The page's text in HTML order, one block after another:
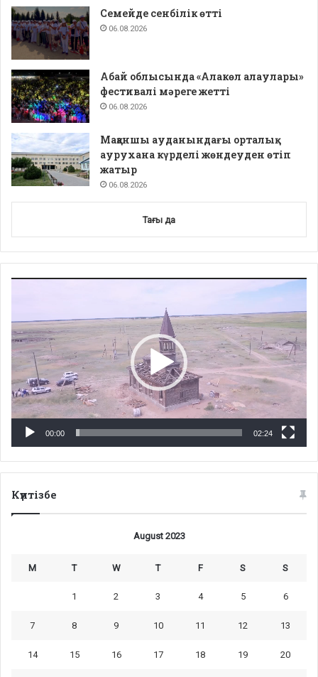
Семейде сенбілік өтті
06.08.2026
Абай облысында «Алакөл алаулары»
фестивалі мәреге жетті
06.08.2026
Мақаншы ауданындағы орталық
аурухана күрделі жөндеуден өтіп
жатыр
06.08.2026
Тағы да
00:00 02:24
Күнтізбе
August 2023
M T W T F S S
1 2 3 4 5 6
7 8 9 10 11 12 13
14 15 16 17 18 19 20